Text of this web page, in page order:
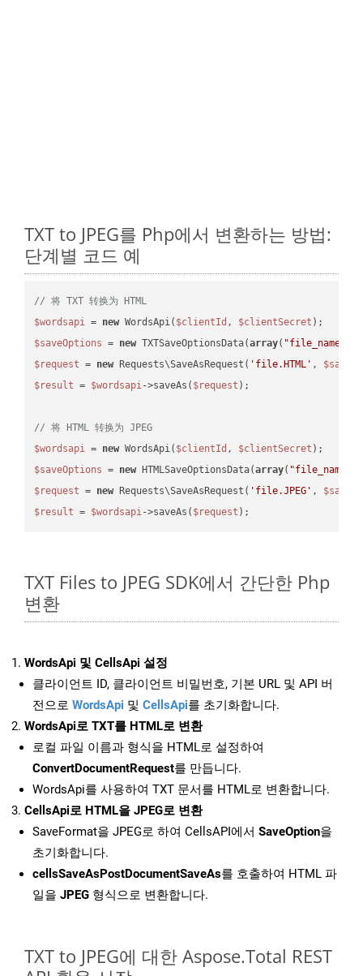
TXT to JPEG를 Php에서 변환하는 방법:
단계별 코드 예
// 将 TXT 转换为 HTML
$wordsapi = new WordsApi( $clientId , $clientSecret
$saveOptions = new TXTSaveOptionsData(array( "file_name"
$request = new Requests\SaveAsRequest( 'file.HTML' ,
$result = $wordsapi->saveAs( $request );
// 将 HTML 转换为 JPEG
$wordsapi = new WordsApi( $clientId , $clientSecret
$saveOptions = new HTMLSaveOptionsData(array( "file_name"
$request = new Requests\SaveAsRequest( 'file.JPEG' ,
$result = $wordsapi->saveAs( $request
TXT Files to JPEG SDK에서 간단한 Php
변환
WordsApi 및 CellsApi 설정
클라이언트 ID, 클라이언트 비밀번호, 기본 URL 및 API 버
전으로 WordsApi 및 CellsApi를 초기화합니다.
WordsApi로 TXT를 HTML로 변환
로컬 파일 이름과 형식을 HTML로 설정하여
ConvertDocumentRequest를 만듭니다.
WordsApi를 사용하여 TXT 문서를 HTML로 변환합니다.
CellsApi로 HTML을 JPEG로 변환
SaveFormat을 JPEG로 하여 CellsAPI에서 SaveOption을
초기화합니다.
cellsSaveAsPostDocumentSaveAs를 호출하여 HTML 파
일을 JPEG 형식으로 변환합니다.
TXT to JPEG에 대한 Aspose.Total REST